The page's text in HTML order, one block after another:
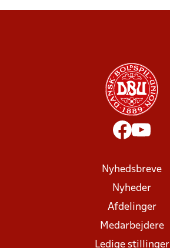
Nyhedsbreve
Nyheder
Afdelinger
Medarbejdere
Ledige stillinger